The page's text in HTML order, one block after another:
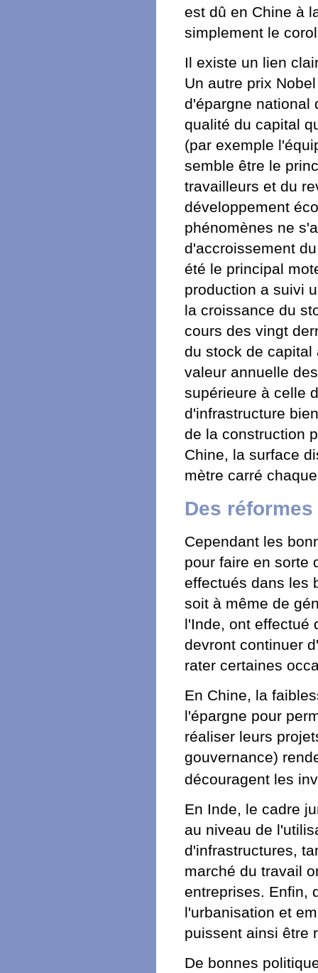
est dû en Chine à
simplement le
Il existe un lien
Un autre prix
d'épargne national
qualité du capital
(par exemple
semble être le
travailleurs et du
développement
phénomènes ne
d'accroissement
été le principal
production a suivi
la croissance du
cours des vingt
du stock de capital
valeur annuelle
supérieure à celle
d'infrastructure
de la construction
Chine, la surface
mètre carré
Des
Cependant les
pour faire en sorte
effectués dans les
soit à même de
l'Inde, ont effectué
devront continuer
rater certaines
En Chine, la
l'épargne pour
réaliser leurs
gouvernance)
découragent les
En Inde, le cadre
au niveau de
d'infrastructures,
marché du travail
entreprises. Enfin,
l'urbanisation et
puissent ainsi être
De bonnes